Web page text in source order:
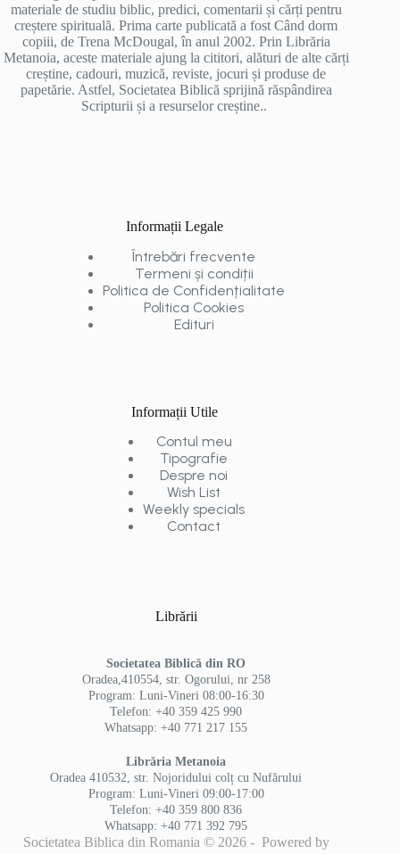
materiale de studiu biblic, predici, comentarii și cărți pentru
creștere spirituală. Prima carte publicată a fost Când dorm
copiii, de Trena McDougal, în anul 2002. Prin Librăria
Metanoia, aceste materiale ajung la cititori, alături de alte cărți
creștine, cadouri, muzică, reviste, jocuri și produse de
papetărie. Astfel, Societatea Biblică sprijină răspândirea
Scripturii și a resurselor creștine..
Informații Legale
Întrebări frecvente
Termeni și condiții
Politica de Confidențialitate
Politica Cookies
Edituri
Informații Utile
Contul meu
Tipografie
Despre noi
Wish List
Weekly specials
Contact
Librării
Societatea Biblică din RO
Oradea,410554, str. Ogorului, nr 258
Program: Luni-Vineri 08:00-16:30
Telefon: +40 359 425 990
Whatsapp: +40 771 217 155
Librăria Metanoia
Oradea 410532, str. Nojoridului colț cu Nufărului
Program: Luni-Vineri 09:00-17:00
Telefon: +40 359 800 836
Whatsapp: +40 771 392 795
Societatea Biblica din Romania © 2026 - Powered by